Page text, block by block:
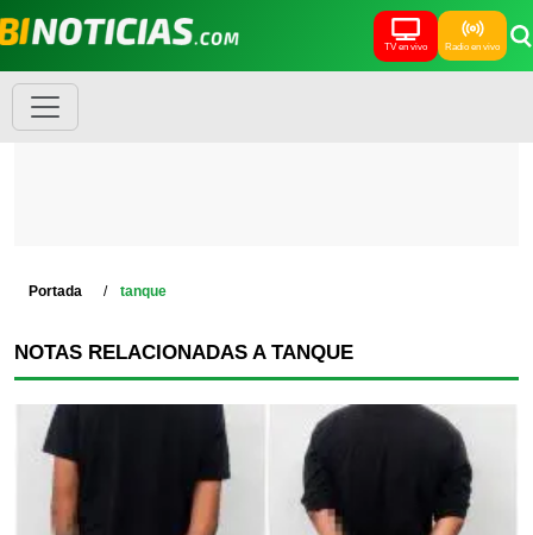
TV en vivo Radio en vivo
Portada tanque
NOTAS RELACIONADAS A TANQUE